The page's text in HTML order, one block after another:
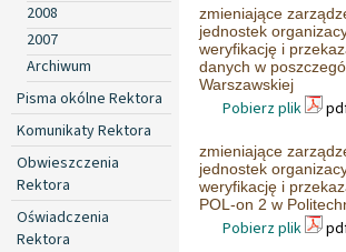
2008
2007
Archiwum
Pisma okólne Rektora
Komunikaty Rektora
Obwieszczenia
Rektora
Oświadczenia
Rektora
zmieniające
jednostek
weryfikację i
danych w
Warszawskiej
Pobierz plik
zmieniające
jednostek
weryfikację i
POL-on 2 w
Pobierz plik